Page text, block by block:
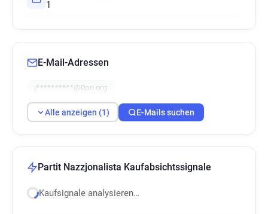
1
E-Mail-Adressen
j**********@0pn.org
Alle anzeigen (1) E-Mails suchen
Partit Nazzjonalista Kaufabsichtssignale
Kaufsignale analysieren…